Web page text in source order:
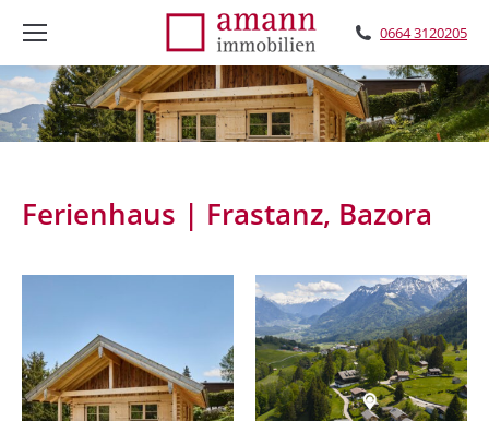
0664 3120205
Ferienhaus | Frastanz, Bazora